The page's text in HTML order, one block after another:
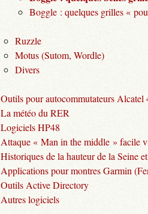
Boggle : quelques grilles «
Ruzzle
Motus (Sutom, Wordle)
Divers
Outils pour autocommutateurs Alcatel
La météo du RER
Logiciels HP48
Attaque « Man in the middle » facile
Historiques de la hauteur de la Seine
Applications pour montres Garmin
Outils Active Directory
Autres logiciels